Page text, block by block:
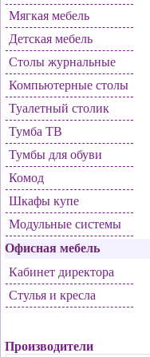
Мягкая мебель
Детская мебель
Столы журнальные
Компьютерные столы
Туалетный столик
Тумба ТВ
Тумбы для обуви
Комод
Шкафы купе
Модульные системы
Офисная мебель
Кабинет директора
Стулья и кресла
Производители